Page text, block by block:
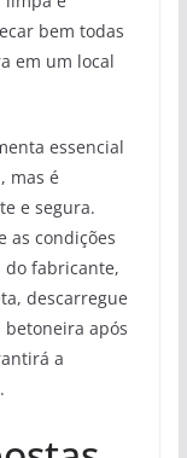
bem todas
em um local
essencial
mas é
e segura.
as condições
do fabricante,
descarregue
após
a